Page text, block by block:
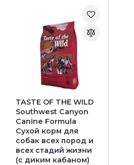
TASTE OF THE WILD
Southwest Canyon
Canine Formula
Сухой корм для
собак всех пород и
всех стадий жизни
(с диким кабаном)